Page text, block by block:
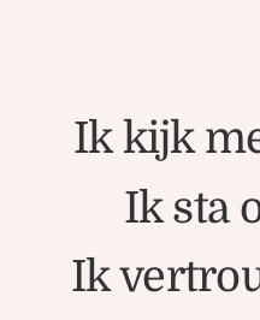
Ik kijk
Ik sta
Ik